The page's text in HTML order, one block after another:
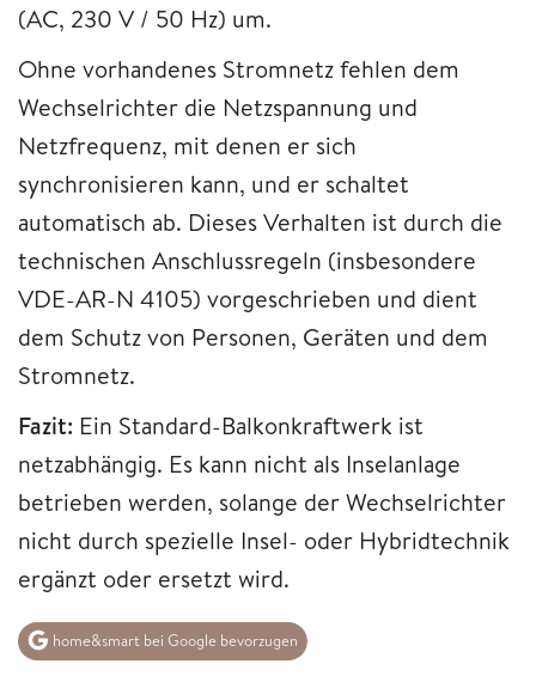
(AC, 230 V / 50 Hz) um.
Ohne vorhandenes Stromnetz fehlen dem
Wechselrichter die Netzspannung und
Netzfrequenz, mit denen er sich
synchronisieren kann, und er schaltet
automatisch ab. Dieses Verhalten ist durch die
technischen Anschlussregeln (insbesondere
VDE-AR-N 4105) vorgeschrieben und dient
dem Schutz von Personen, Geräten und dem
Stromnetz.
Fazit: Ein Standard-Balkonkraftwerk ist
netzabhängig. Es kann nicht als Inselanlage
betrieben werden, solange der Wechselrichter
nicht durch spezielle Insel- oder Hybridtechnik
ergänzt oder ersetzt wird.
home&smart bei Google bevorzugen